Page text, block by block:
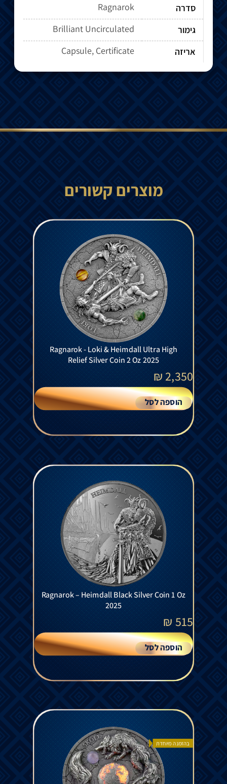
סדרה
Ragnarok
גימור
Brilliant Uncirculated
אריזה
Capsule, Certificate
מוצרים קשורים
Ragnarok - Loki & Heimdall Ultra High
Relief Silver Coin 2 Oz 2025
2,350
₪
הוספה לסל
Ragnarok – Heimdall Black Silver Coin 1 Oz
2025
515
₪
הוספה לסל
בהזמנה מיוחדת